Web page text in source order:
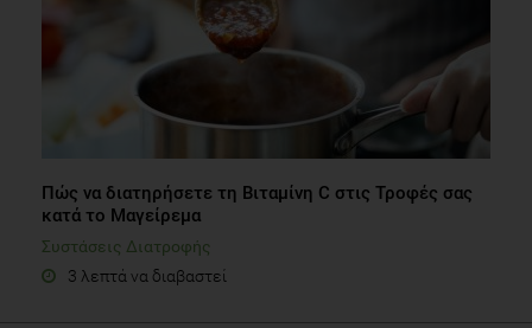
Πώς να διατηρήσετε τη Βιταμίνη C στις Τροφές σας
κατά το Μαγείρεμα
Συστάσεις Διατροφής
3 λεπτά να διαβαστεί